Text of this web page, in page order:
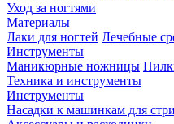
Уход за ногтями
Материалы
Лаки для ногтей Лечебные
Инструменты
Маникюрные ножницы
Техника и инструменты
Инструменты
Насадки к машинкам для